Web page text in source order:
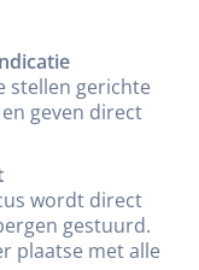
stellen gerichte
geven direct
wordt direct
gestuurd.
plaatse met alle